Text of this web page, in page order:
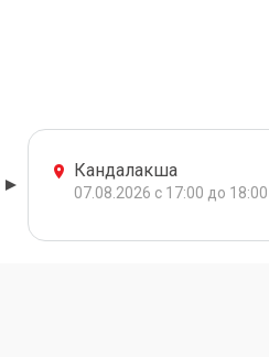
Кандалакша
07.08.2026 с 17:00 до 18:00